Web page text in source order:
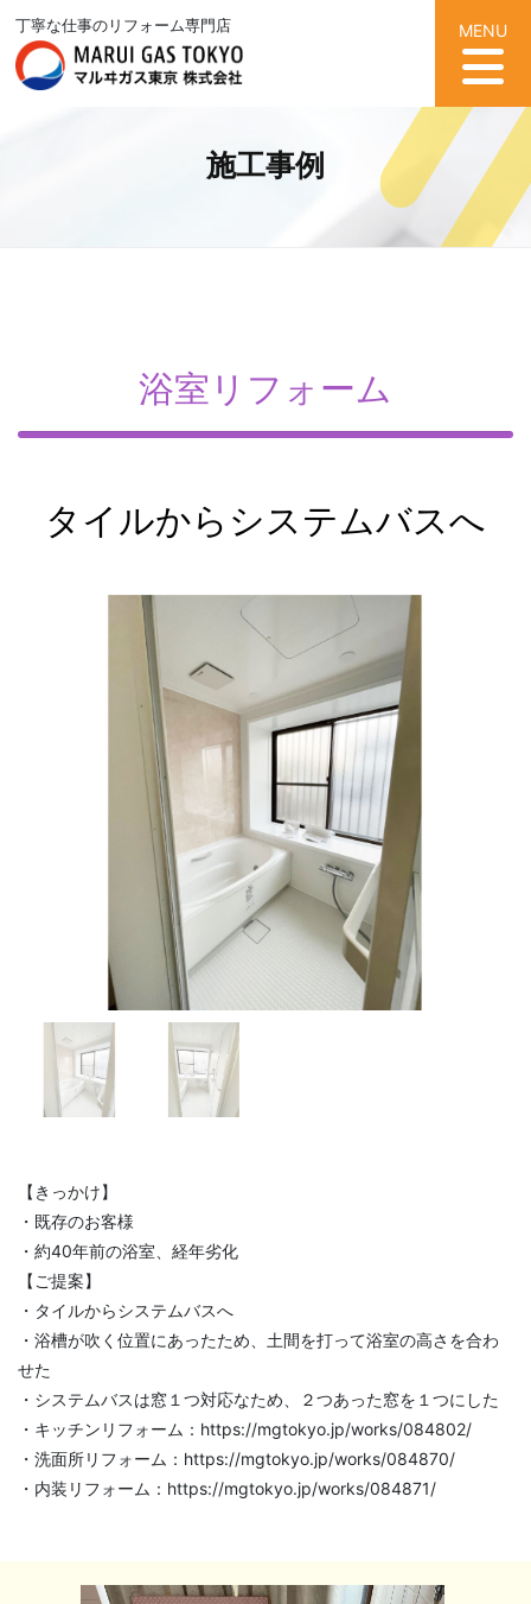
丁寧な仕事のリフォーム専門店 MENU
施工事例
浴室リフォーム
タイルからシステムバスへ
【きっかけ】
・既存のお客様
・約40年前の浴室、経年劣化
【ご提案】
・タイルからシステムバスへ
・浴槽が吹く位置にあったため、土間を打って浴室の高さを合わ
せた
・システムバスは窓１つ対応なため、２つあった窓を１つにした
・キッチンリフォーム：https://mgtokyo.jp/works/084802/
・洗面所リフォーム：https://mgtokyo.jp/works/084870/
・内装リフォーム：https://mgtokyo.jp/works/084871/